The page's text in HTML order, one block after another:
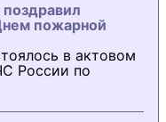
пожарной
в актовом
России по